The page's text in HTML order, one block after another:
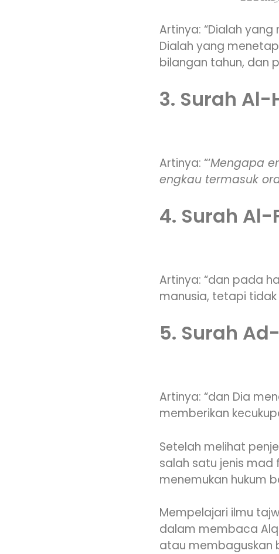
Artinya: “Dialah
Dialah yang
bilangan tahun, dan
3. Surah
Artinya: “‘Mengapa
engkau termasuk
4. Surah
Artinya: “dan pada
manusia, tetapi
5. Surah
Artinya: “dan Dia
memberikan
Setelah melihat
salah satu jenis mad
menemukan hukum
Mempelajari ilmu
dalam membaca
atau membaguskan